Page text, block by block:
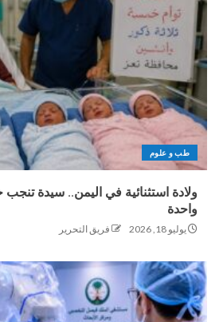
طب و علوم
ولادة استثنائية في اليمن.. سيدة
واحدة
يوليو 18, 2026 فريق التحرير